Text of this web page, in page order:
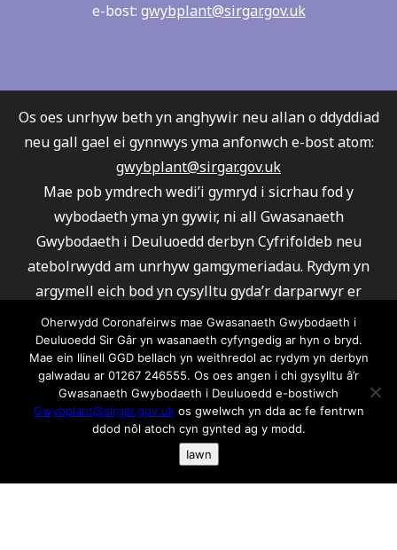
e-bost: gwybplant@sirgar.gov.uk
Os oes unrhyw beth yn anghywir neu allan o ddyddiad
neu gall gael ei gynnwys yma anfonwch e-bost atom:
gwybplant@sirgar.gov.uk
Mae pob ymdrech wedi’i gymryd i sicrhau fod y
wybodaeth yma yn gywir, ni all Gwasanaeth
Gwybodaeth i Deuluoedd derbyn Cyfrifoldeb neu
atebolrwydd am unrhyw gamgymeriadau. Rydym yn
argymell eich bod yn cysylltu gyda’r darparwyr er
mwyn sicrhau fod eu gwasanaeth yn ateb eich
gofynion.
Ni all Gwasanaeth Gwybodaeth i Deuluoedd argymell
unrhyw un o’r darparwyr a rhestrwyd.
Am wybodaeth ar gwcis ac fel rydym yn ei defnyddio
cliciwch yma os gwelwch yn dda
Oherwydd Coronafeirws mae Gwasanaeth Gwybodaeth i
Deuluoedd Sir Gâr yn wasanaeth cyfyngedig ar hyn o bryd.
Mae ein llinell GGD bellach yn weithredol ac rydym yn derbyn
galwadau ar 01267 246555. Os oes angen i chi gysylltu â’r
Gwasanaeth Gwybodaeth i Deuluoedd e-bostiwch
Gwybplant@sirgar.gov.ukos gwelwch yn dda ac fe fentrwn
ddod nôl atoch cyn gynted ag y modd.
Iawn